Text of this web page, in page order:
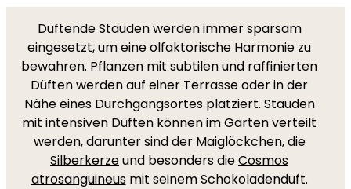
Duftende Stauden werden immer sparsam
eingesetzt, um eine olfaktorische Harmonie zu
bewahren. Pflanzen mit subtilen und raffinierten
Düften werden auf einer Terrasse oder in der
Nähe eines Durchgangsortes platziert. Stauden
mit intensiven Düften können im Garten verteilt
werden, darunter sind der Maiglöckchen, die
Silberkerzeund besonders dieCosmos
atrosanguineusmit seinem Schokoladenduft.